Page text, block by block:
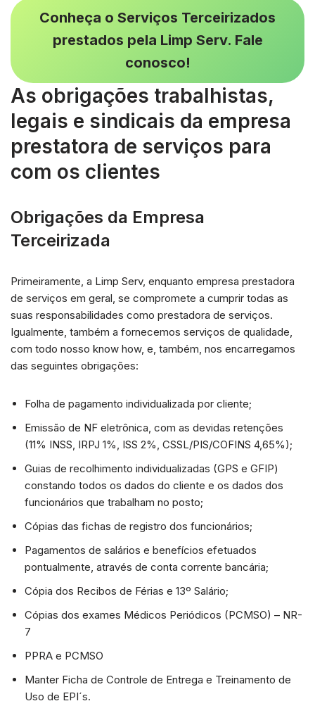
Conheça o Serviços Terceirizados
prestados pela Limp Serv. Fale
conosco!
As obrigações trabalhistas,
legais e sindicais da empresa
prestatora de serviços para
com os clientes
Obrigações da Empresa
Terceirizada
Primeiramente, a Limp Serv, enquanto empresa prestadora
de serviços em geral, se compromete a cumprir todas as
suas responsabilidades como prestadora de serviços.
Igualmente, também a fornecemos serviços de qualidade,
com todo nosso know how, e, também, nos encarregamos
das seguintes obrigações:
Folha de pagamento individualizada por cliente;
Emissão de NF eletrônica, com as devidas retenções
(11% INSS, IRPJ 1%, ISS 2%, CSSL/PIS/COFINS 4,65%);
Guias de recolhimento individualizadas (GPS e GFIP)
constando todos os dados do cliente e os dados dos
funcionários que trabalham no posto;
Cópias das fichas de registro dos funcionários;
Pagamentos de salários e benefícios efetuados
pontualmente, através de conta corrente bancária;
Cópia dos Recibos de Férias e 13º Salário;
Cópias dos exames Médicos Periódicos (PCMSO) – NR-
7
PPRA e PCMSO
Manter Ficha de Controle de Entrega e Treinamento de
Uso de EPI´s.